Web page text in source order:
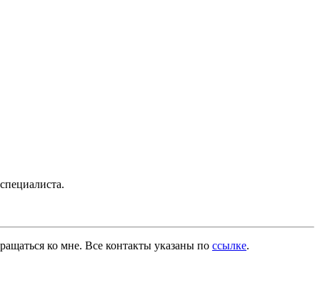
ко мне. Все контакты указаны по ссылке.